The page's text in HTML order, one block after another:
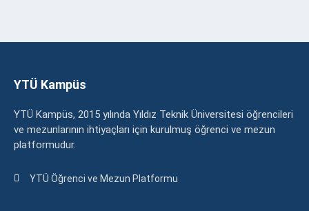
YTÜ Kampüs
YTÜ Kampüs, 2015 yılında Yıldız Teknik Üniversitesi öğrencileri
ve mezunlarının ihtiyaçları için kurulmuş öğrenci ve mezun
platformudur.
YTÜ Öğrenci ve Mezun Platformu